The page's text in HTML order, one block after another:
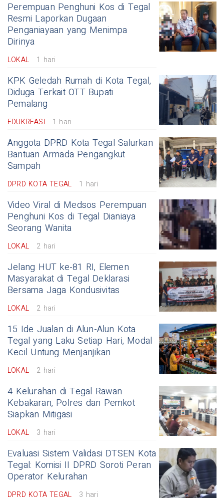
Perempuan Penghuni Kos di Tegal
Resmi Laporkan Dugaan
Penganiayaan yang Menimpa
Dirinya
LOKAL 1 hari
KPK Geledah Rumah di Kota Tegal,
Diduga Terkait OTT Bupati
Pemalang
EDUKREASI 1 hari
Anggota DPRD Kota Tegal Salurkan
Bantuan Armada Pengangkut
Sampah
DPRD KOTA TEGAL 1 hari
Video Viral di Medsos Perempuan
Penghuni Kos di Tegal Dianiaya
Seorang Wanita
LOKAL 2 hari
Jelang HUT ke-81 RI, Elemen
Masyarakat di Tegal Deklarasi
Bersama Jaga Kondusivitas
LOKAL 2 hari
15 Ide Jualan di Alun-Alun Kota
Tegal yang Laku Setiap Hari, Modal
Kecil Untung Menjanjikan
LOKAL 2 hari
4 Kelurahan di Tegal Rawan
Kebakaran, Polres dan Pemkot
Siapkan Mitigasi
LOKAL 3 hari
Evaluasi Sistem Validasi DTSEN Kota
Tegal: Komisi II DPRD Soroti Peran
Operator Kelurahan
DPRD KOTA TEGAL 3 hari